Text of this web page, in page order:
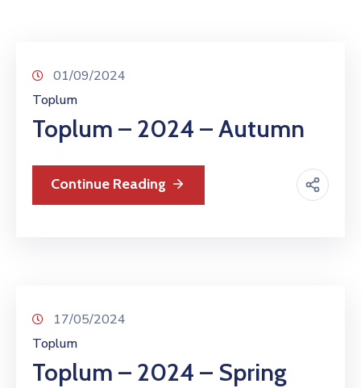
Support
01/09/2024
Toplum
Toplum – 2024 – Autumn
Continue Reading
17/05/2024
Toplum
Toplum – 2024 – Spring